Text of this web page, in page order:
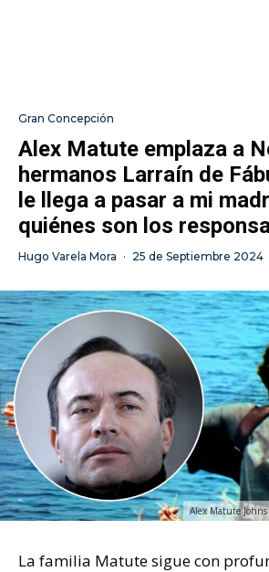
Gran Concepción
Alex Matute emplaza a
hermanos Larraín de
le llega a pasar a mi
quiénes son los
Hugo Varela Mora · 25 de Septiembre 2024
Alex Matute
La familia Matute sigue con